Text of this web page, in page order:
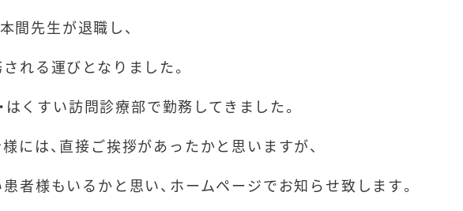
ドクターの紹介
間先生が退職し、
れる運びとなりました。
くすい訪問診療部で勤務してきました。
には、直接ご挨拶があったかと思いますが、
者様もいるかと思い、ホームページでお知らせ致します。